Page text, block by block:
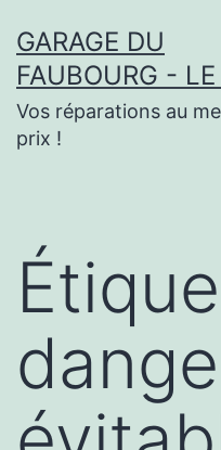
au
contenu
GARAGE DU
FAUBOURG -
Vos réparations au
prix !